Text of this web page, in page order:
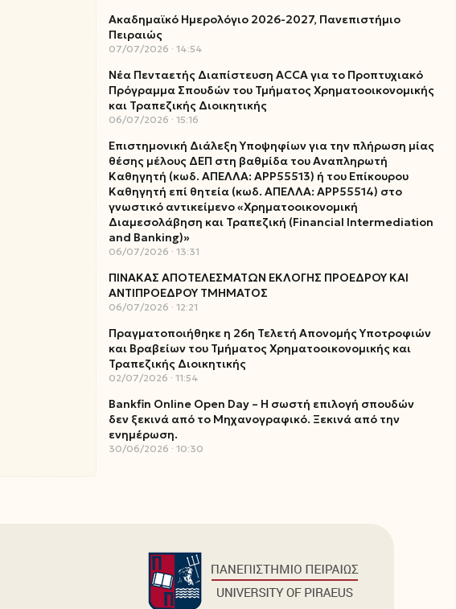
Ακαδημαϊκό Ημερολόγιο 2026-2027, Πανεπιστήμιο
Πειραιώς
07/07/2026 14:54
Νέα Πενταετής Διαπίστευση ACCA για το Προπτυχιακό
Πρόγραμμα Σπουδών του Τμήματος Χρηματοοικονομικής
και Τραπεζικής Διοικητικής
06/07/2026 15:16
Επιστημονική Διάλεξη Υποψηφίων για την πλήρωση μίας
θέσης μέλους ΔΕΠ στη βαθμίδα του Αναπληρωτή
Καθηγητή (κωδ. ΑΠΕΛΛΑ: ΑΡΡ55513) ή του Επίκουρου
Καθηγητή επί θητεία (κωδ. ΑΠΕΛΛΑ: ΑΡΡ55514) στο
γνωστικό αντικείμενο «Χρηματοοικονομική
Διαμεσολάβηση και Τραπεζική (Financial Intermediation
and Banking)»
06/07/2026 13:31
ΠΙΝΑΚΑΣ ΑΠΟΤΕΛΕΣΜΑΤΩΝ ΕΚΛΟΓΗΣ ΠΡΟΕΔΡΟΥ ΚΑΙ
ΑΝΤΙΠΡΟΕΔΡΟΥ ΤΜΗΜΑΤΟΣ
06/07/2026 12:21
Πραγματοποιήθηκε η 26η Τελετή Απονομής Υποτροφιών
και Βραβείων του Τμήματος Χρηματοοικονομικής και
Τραπεζικής Διοικητικής
02/07/2026 11:54
Bankfin Online Open Day – Η σωστή επιλογή σπουδών
δεν ξεκινά από το Μηχανογραφικό. Ξεκινά από την
ενημέρωση.
30/06/2026 10:30